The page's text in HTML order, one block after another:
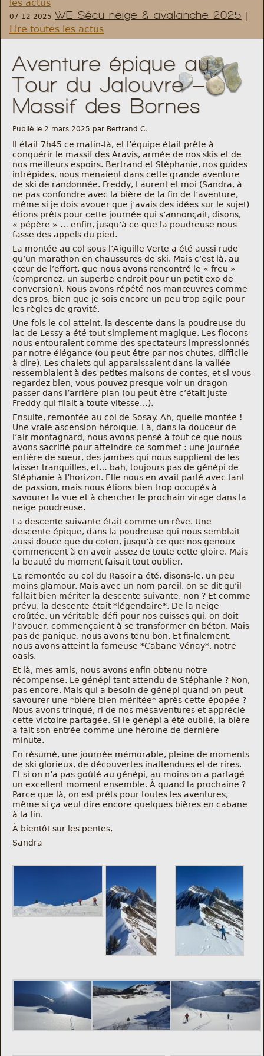
Règlement et statuts
Modalités d’inscriptions
Cartes découvertes
Frais kilométriques
Formation
Infos contact
Nous contacter
Nous trouver
Comment être informé des sorties
Programme
Crazy Gums
Rechercher
les actus
07-12-2025 WE Sécu neige & avalanche 2025 |
Lire toutes les actus
Aventure épique au
Tour du Jalouvre –
Massif des Bornes
Publié le 2 mars 2025 par Bertrand C.
Il était 7h45 ce matin-là, et l’équipe était prête à
conquérir le massif des Aravis, armée de nos skis et de
nos meilleurs espoirs. Bertrand et Stéphanie, nos guides
intrépides, nous menaient dans cette grande aventure
de ski de randonnée. Freddy, Laurent et moi (Sandra, à
ne pas confondre avec la bière de la fin de l’aventure,
même si je dois avouer que j’avais des idées sur le sujet)
étions prêts pour cette journée qui s’annonçait, disons,
« pépère » … enfin, jusqu’à ce que la poudreuse nous
fasse des appels du pied.
La montée au col sous l’Aiguille Verte a été aussi rude
qu’un marathon en chaussures de ski. Mais c’est là, au
cœur de l’effort, que nous avons rencontré le « freu »
(comprenez, un superbe endroit pour un petit exo de
conversion). Nous avons répété nos manœuvres comme
des pros, bien que je sois encore un peu trop agile pour
les règles de gravité.
Une fois le col atteint, la descente dans la poudreuse du
lac de Lessy a été tout simplement magique. Les flocons
nous entouraient comme des spectateurs impressionnés
par notre élégance (ou peut-être par nos chutes, difficile
à dire). Les chalets qui apparaissaient dans la vallée
ressemblaient à des petites maisons de contes, et si vous
regardez bien, vous pouvez presque voir un dragon
passer dans l’arrière-plan (ou peut-être c’était juste
Freddy qui filait à toute vitesse…).
Ensuite, remontée au col de Sosay. Ah, quelle montée !
Une vraie ascension héroïque. Là, dans la douceur de
l’air montagnard, nous avons pensé à tout ce que nous
avons sacrifié pour atteindre ce sommet : une journée
entière de sueur, des jambes qui nous supplient de les
laisser tranquilles, et… bah, toujours pas de génépi de
Stéphanie à l’horizon. Elle nous en avait parlé avec tant
de passion, mais nous étions bien trop occupés à
savourer la vue et à chercher le prochain virage dans la
neige poudreuse.
La descente suivante était comme un rêve. Une
descente épique, dans la poudreuse qui nous semblait
aussi douce que du coton, jusqu’à ce que nos genoux
commencent à en avoir assez de toute cette gloire. Mais
la beauté du moment faisait tout oublier.
La remontée au col du Rasoir a été, disons-le, un peu
moins glamour. Mais avec un nom pareil, on se dit qu’il
fallait bien mériter la descente suivante, non ? Et comme
prévu, la descente était *légendaire*. De la neige
croûtée, un véritable défi pour nos cuisses qui, on doit
l’avouer, commençaient à se transformer en béton. Mais
pas de panique, nous avons tenu bon. Et finalement,
nous avons atteint la fameuse *Cabane Vénay*, notre
oasis.
Et là, mes amis, nous avons enfin obtenu notre
récompense. Le génépi tant attendu de Stéphanie ? Non,
pas encore. Mais qui a besoin de génépi quand on peut
savourer une *bière bien méritée* après cette épopée ?
Nous avons trinqué, ri de nos mésaventures et apprécié
cette victoire partagée. Si le génépi a été oublié, la bière
a fait son entrée comme une héroïne de dernière
minute.
En résumé, une journée mémorable, pleine de moments
de ski glorieux, de découvertes inattendues et de rires.
Et si on n’a pas goûté au génépi, au moins on a partagé
un excellent moment ensemble. À quand la prochaine ?
Parce que là, on est prêts pour toutes les aventures,
même si ça veut dire encore quelques bières en cabane
à la fin.
À bientôt sur les pentes,
Sandra